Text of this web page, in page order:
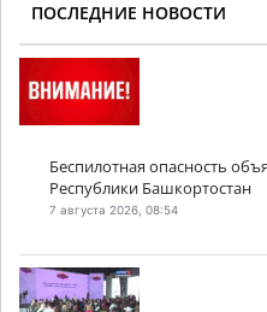
ПОСЛЕДНИЕ НОВОСТИ
Беспилотная опасность
Республики Башкортостан
7 августа 2026, 08:54